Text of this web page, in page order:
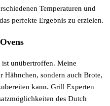
Temperaturen und
perfekte Ergebnis zu erzielen.
ist unübertroffen. Meine
Hähnchen, sondern auch Brote,
kann. Grill Experten
des Dutch